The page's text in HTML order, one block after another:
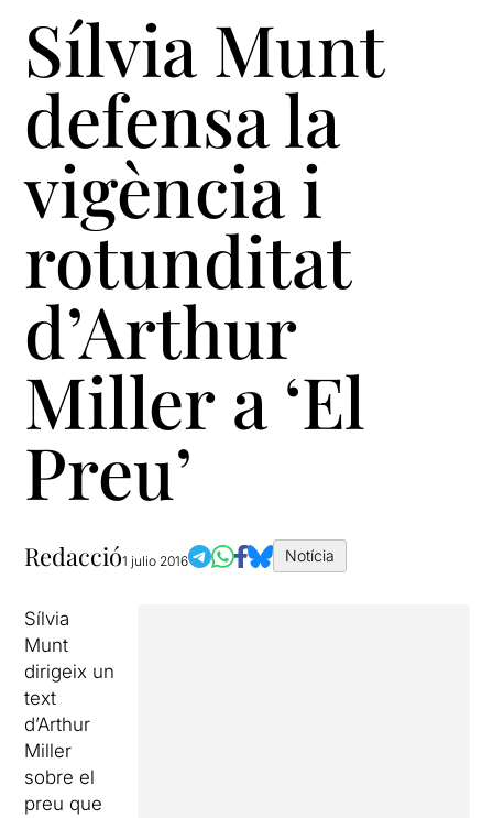
Sílvia Munt
defensa la
vigència i
rotunditat
d’Arthur
Miller a ‘El
Preu’
Redacció1 julio 2016 Notícia
Sílvia
Munt
dirigeix un
text
d’Arthur
Miller
sobre el
preu que